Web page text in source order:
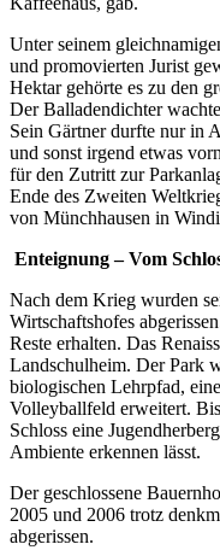
Unter seinem
und promovierten Jurist
Hektar gehörte es zu den
Der Balladendichter
Sein Gärtner durfte nur in
und sonst irgend etwas
für den Zutritt zur
Ende des Zweiten
von Münchhausen in
Enteignung – Vom
Nach dem Krieg wurden
Wirtschaftshofes
Reste erhalten. Das
Landschulheim. Der Park
biologischen Lehrpfad,
Volleyballfeld erweitert.
Schloss eine
Ambiente erkennen lässt.
Der geschlossene
2005 und 2006 trotz
abgerissen.